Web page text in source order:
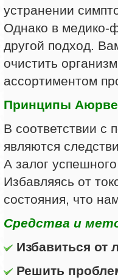
устранении
Однако в медико-
другой подход.
очистить
ассортиментом
Принципы
В соответствии с
являются
А залог
Избавляясь от
состояния, что
Средства и
Избавиться от
Решить